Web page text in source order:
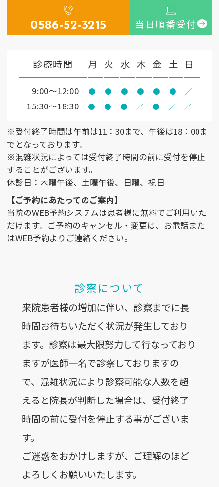
0586-52-3215 当日順番受付
診療時間 月 火 水 木 金 土 日
9:00〜12:00 ● ● ● ● ● ● ／
15:30〜18:30 ● ● ● ／ ● ／ ／
※受付終了時間は午前は11：30まで、午後は18：00ま
でとなっております。
※混雑状況によっては受付終了時間の前に受付を停止
することがございます。
休診日：木曜午後、土曜午後、日曜、祝日
【ご予約にあたってのご案内】
当院のWEB予約システムは患者様に無料でご利用いた
だけます。ご予約のキャンセル・変更は、お電話また
はWEB予約よりご連絡ください。
診察について
来院患者様の増加に伴い、診察までに長
時間お待ちいただく状況が発生しており
ます。診察は最大限努力して行なっており
ますが医師一名で診察しておりますの
で、混雑状況により診察可能な人数を超
えると院長が判断した場合は、受付終了
時間の前に受付を停止する事がございま
す。
ご迷惑をおかけしますが、ご理解のほど
よろしくお願いいたします。